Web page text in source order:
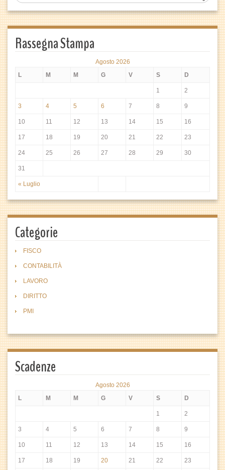
Rassegna Stampa
Agosto 2026
L
M M G V S D
« Luglio
1 2
3 4 5 6 7 8 9
10 11 12 13 14 15 16
17 18 19 20 21 22 23
24 25 26 27 28 29 30
31
Categorie
FISCO
CONTABILITÀ
LAVORO
DIRITTO
PMI
Scadenze
Agosto 2026
L
M M G V S D
1 2
3 4 5 6 7 8 9
10 11 12 13 14 15 16
17 18 19 20 21 22 23